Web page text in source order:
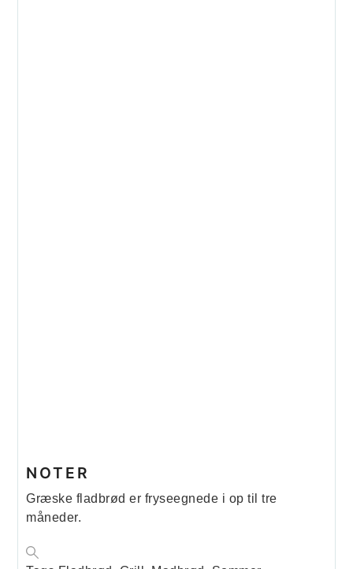
NOTER
Græske fladbrød er fryseegnede i op til tre
måneder.